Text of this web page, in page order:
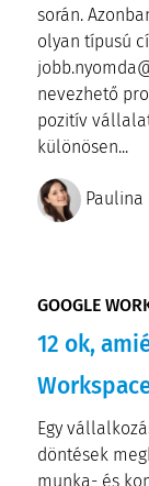
során.
olyan típusú
nevezhető
pozitív
különösen...
Paulina
GOOGLE
12 ok,
Egy
döntések
munka- és